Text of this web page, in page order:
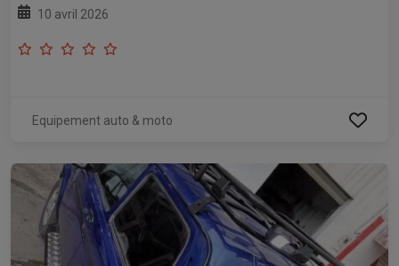
10 avril 2026
Equipement auto & moto